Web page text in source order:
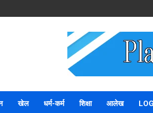
खेल धर्म-कर्म शिक्षा आलेख